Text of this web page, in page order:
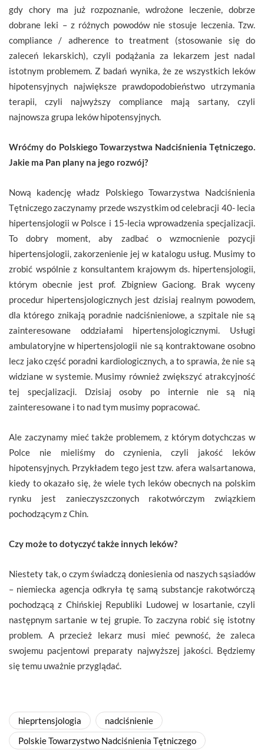
gdy chory ma już rozpoznanie, wdrożone leczenie, dobrze
dobrane leki – z różnych powodów nie stosuje leczenia. Tzw.
compliance / adherence to treatment (stosowanie się do
zaleceń lekarskich), czyli podążania za lekarzem jest nadal
istotnym problemem. Z badań wynika, że ze wszystkich leków
hipotensyjnych największe prawdopodobieństwo utrzymania
terapii, czyli najwyższy compliance mają sartany, czyli
najnowsza grupa leków hipotensyjnych.
Wróćmy do Polskiego Towarzystwa Nadciśnienia Tętniczego.
Jakie ma Pan plany na jego rozwój?
Nową kadencję władz Polskiego Towarzystwa Nadciśnienia
Tętniczego zaczynamy przede wszystkim od celebracji 40- lecia
hipertensjologii w Polsce i 15-lecia wprowadzenia specjalizacji.
To dobry moment, aby zadbać o wzmocnienie pozycji
hipertensjologii, zakorzenienie jej w katalogu usług. Musimy to
zrobić wspólnie z konsultantem krajowym ds. hipertensjologii,
którym obecnie jest prof. Zbigniew Gaciong. Brak wyceny
procedur hipertensjologicznych jest dzisiaj realnym powodem,
dla którego znikają poradnie nadciśnieniowe, a szpitale nie są
zainteresowane oddziałami hipertensjologicznymi. Usługi
ambulatoryjne w hipertensjologii nie są kontraktowane osobno
lecz jako część poradni kardiologicznych, a to sprawia, że nie są
widziane w systemie. Musimy również zwiększyć atrakcyjność
tej specjalizacji. Dzisiaj osoby po internie nie są nią
zainteresowane i to nad tym musimy popracować.
Ale zaczynamy mieć także problemem, z którym dotychczas w
Polce nie mieliśmy do czynienia, czyli jakość leków
hipotensyjnych. Przykładem tego jest tzw. afera walsartanowa,
kiedy to okazało się, że wiele tych leków obecnych na polskim
rynku jest zanieczyszczonych rakotwórczym związkiem
pochodzącym z Chin.
Czy może to dotyczyć także innych leków?
Niestety tak, o czym świadczą doniesienia od naszych sąsiadów
– niemiecka agencja odkryła tę samą substancje rakotwórczą
pochodzącą z Chińskiej Republiki Ludowej w losartanie, czyli
następnym sartanie w tej grupie. To zaczyna robić się istotny
problem. A przecież lekarz musi mieć pewność, że zaleca
swojemu pacjentowi preparaty najwyższej jakości. Będziemy
się temu uważnie przyglądać.
hieprtensjologia
nadciśnienie
Polskie Towarzystwo Nadciśnienia Tętniczego